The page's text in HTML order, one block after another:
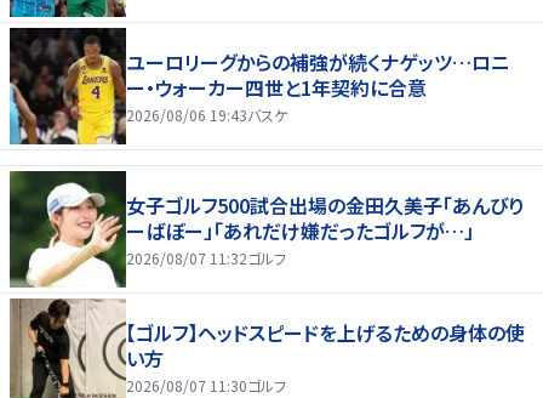
ユーロリーグからの補強が続くナゲッツ…ロニ
ー・ウォーカー四世と1年契約に合意
2026/08/06 19:43バスケ
女子ゴルフ500試合出場の金田久美子「あんびり
ーばぼー」「あれだけ嫌だったゴルフが…」
2026/08/07 11:32ゴルフ
【ゴルフ】ヘッドスピードを上げるための身体の使
い方
2026/08/07 11:30ゴルフ